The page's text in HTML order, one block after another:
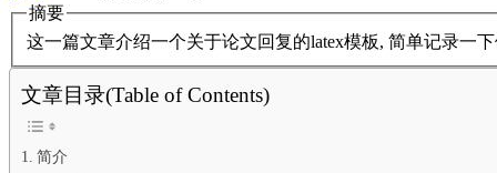
摘要
这一篇文章介绍一个关于论文回复的latex模板, 简单记录一
文章目录(Table of Contents)
简介